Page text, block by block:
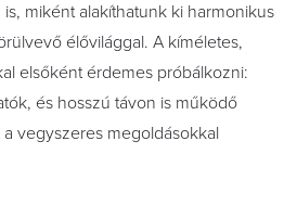
miként alakíthatunk ki harmonikus
élővilággal. A kíméletes,
elsőként érdemes próbálkozni:
és hosszú távon is működő
vegyszeres megoldásokkal